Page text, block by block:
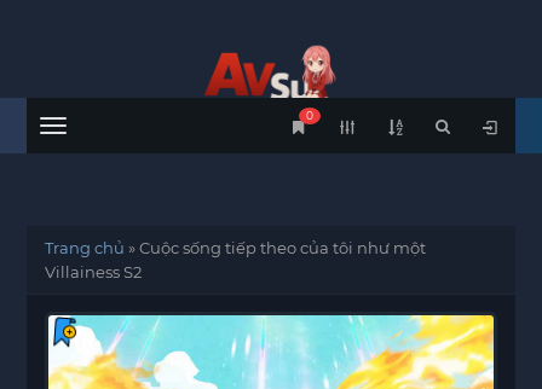
Menu
0
Trang chủ »Cuộc sống tiếp theo của tôi như một
Villainess S2